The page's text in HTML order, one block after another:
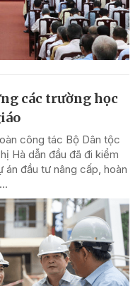
các trường học
công tác Bộ Dân tộc
Hà dẫn đầu đã đi kiểm
đầu tư nâng cấp, hoàn